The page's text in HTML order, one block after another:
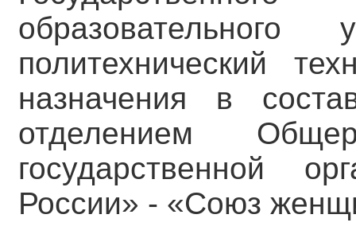
образовательного
политехнический
назначения в
отделением
государственной
России» - «Союз